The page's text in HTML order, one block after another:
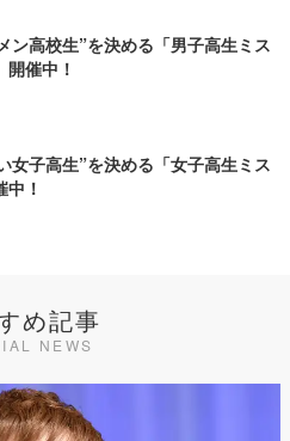
ン高校生”を決める「男子高生ミス
催中！
女子高生”を決める「女子高生ミス
！
め記事
NEWS